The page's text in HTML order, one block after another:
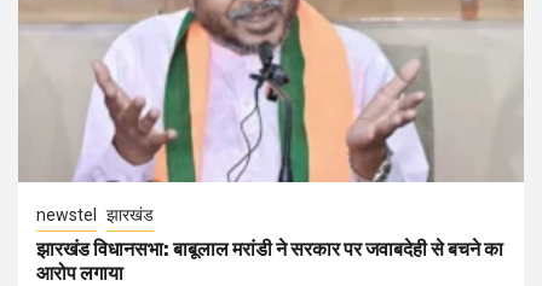
newstel झारखंड
झारखंड विधानसभा: बाबूलाल मरांडी ने सरकार पर जवाबदेही से बचने का
आरोप लगाया